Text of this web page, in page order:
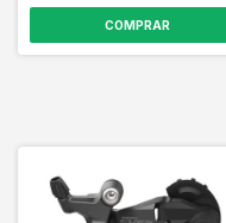
COMPRAR